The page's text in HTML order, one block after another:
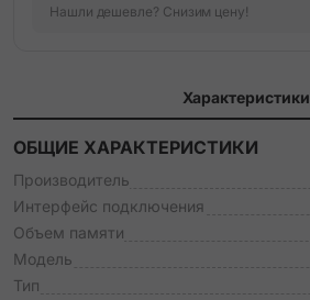
Нашли дешевле? Снизим цену!
Характеристики
ОБЩИЕ ХАРАКТЕРИСТИКИ
Производитель
Интерфейс подключения
Объем памяти
Модель
Тип